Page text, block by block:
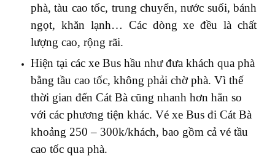
phà, tàu cao tốc, trung chuyển, nước suối, bánh
ngọt, khăn lạnh… Các dòng xe đều là chất
lượng cao, rộng rãi.
Hiện tại các xe Bus hầu như đưa khách qua phà
bằng tầu cao tốc, không phải chờ phà. Vì thế
thời gian đến Cát Bà cũng nhanh hơn hẳn so
với các phương tiện khác. Vé xe Bus đi Cát Bà
khoảng 250 – 300k/khách, bao gồm cả vé tầu
cao tốc qua phà.